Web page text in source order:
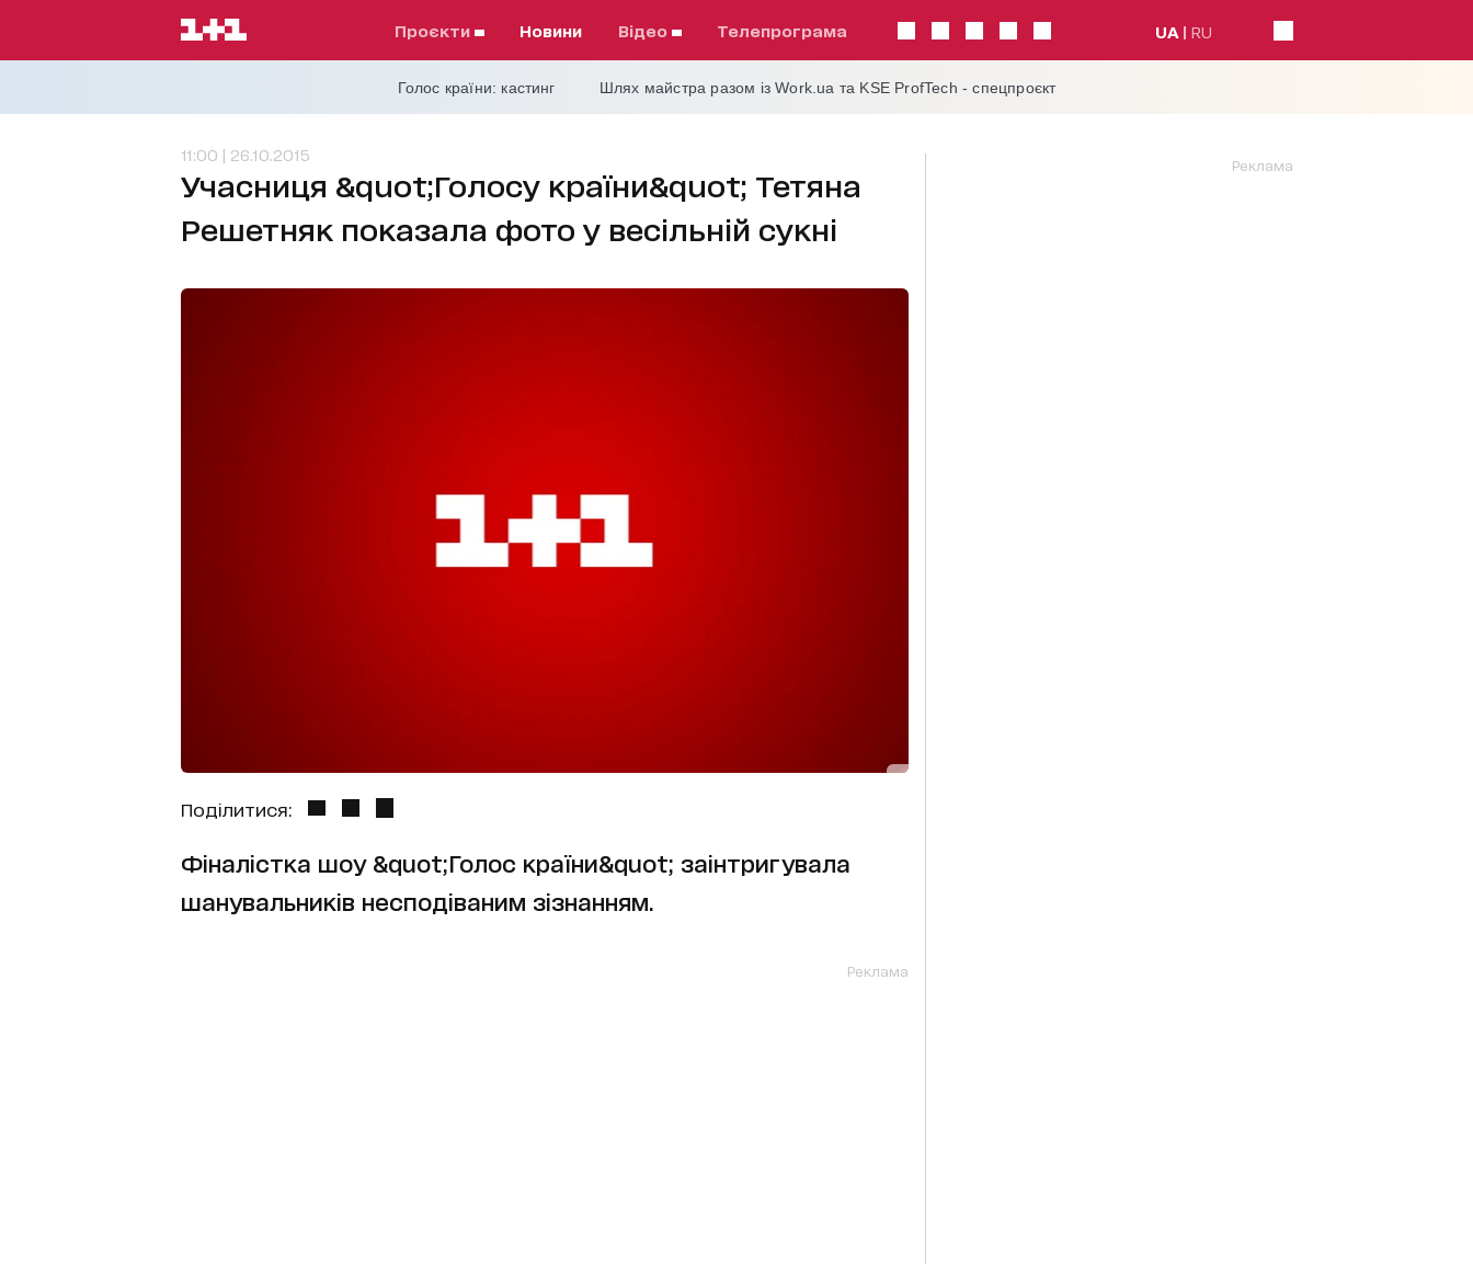
проєкти Новини відео телепрограма UA RU
Голос країни: кастинг Шлях майстра разом із Work.ua та KSE ProfTech - спецпроєкт
11:00 | 26.10.2015
Учасниця &quot;Голосу країни&quot; Тетяна
Решетняк показала фото у весільній сукні
Поділитися:
Фіналістка шоу &quot;Голос країни&quot; заінтригувала
шанувальників несподіваним зізнанням.
Реклама
Реклама